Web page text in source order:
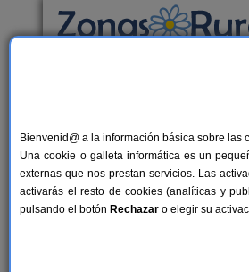
Casas rurales
Las alojamientos rurales con
y envidiable. Relájate con el
en Castilla-La Mancha
casas
y reconfortable.
Bienvenid@ a la información básica sobre
Una cookie o galleta informática es un
externas que nos prestan servicios. Las
activarás el resto de cookies (analíticas y
pulsando el botón Rechazar o elegir su